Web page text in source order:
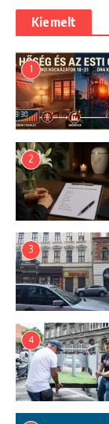
Kiemelt
1
2
3
4